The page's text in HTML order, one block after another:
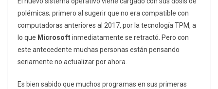
polémicas; primero al sugerir que no era compatible con
computadoras anteriores al 2017, por la tecnología TPM, a
lo que Microsoft inmediatamente se retractó. Pero con
este antecedente muchas personas están pensando
seriamente no actualizar por ahora.
Es bien sabido que muchos programas en sus primeras